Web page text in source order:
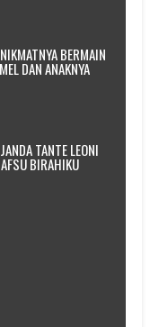
BERMAIN
DAN ANAKNYA
TANTE LEONI
BIRAHIKU